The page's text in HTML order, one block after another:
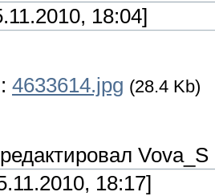
18:04]
4633614.jpg (28.4 Kb)
Vova_S
18:17]